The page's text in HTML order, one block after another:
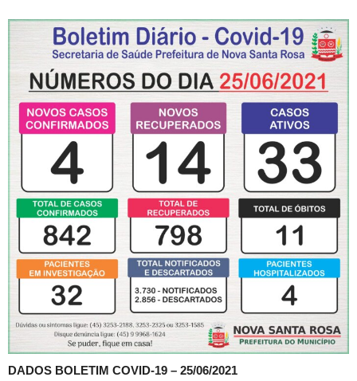
DADOS BOLETIM COVID-19 – 25/06/2021